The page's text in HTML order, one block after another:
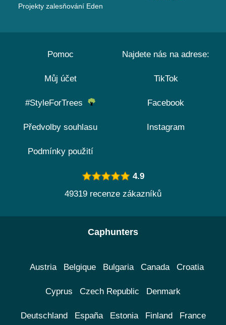
Projekty zalesňování Eden
Pomoc
Můj účet
#StyleForTrees
Předvolby souhlasu
Podmínky použití
Najdete nás na adrese:
TikTok
Facebook
Instagram
4.9
49319 recenze zákazníků
Caphunters
Austria Belgique Bulgaria Canada Croatia
Cyprus Czech Republic Denmark
Deutschland España Estonia Finland France